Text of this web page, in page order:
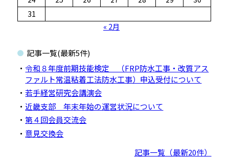
31
« 2月
記事一覧(最新5件)
令和８年度前期技能検定 （FRP防水工事・改質アス
ファルト常温粘着工法防水工事）申込受付について
若手経営研究会講演会
近畿支部 年末年始の運営状況について
第４回会員交流会
意見交換会
記事一覧（最新20件）